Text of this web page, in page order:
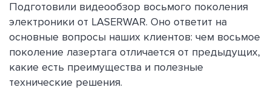
Подготовили видеообзор восьмого поколения
электроники от LASERWAR. Оно ответит на
основные вопросы наших клиентов: чем восьмое
поколение лазертага отличается от предыдущих,
какие есть преимущества и полезные
технические решения.